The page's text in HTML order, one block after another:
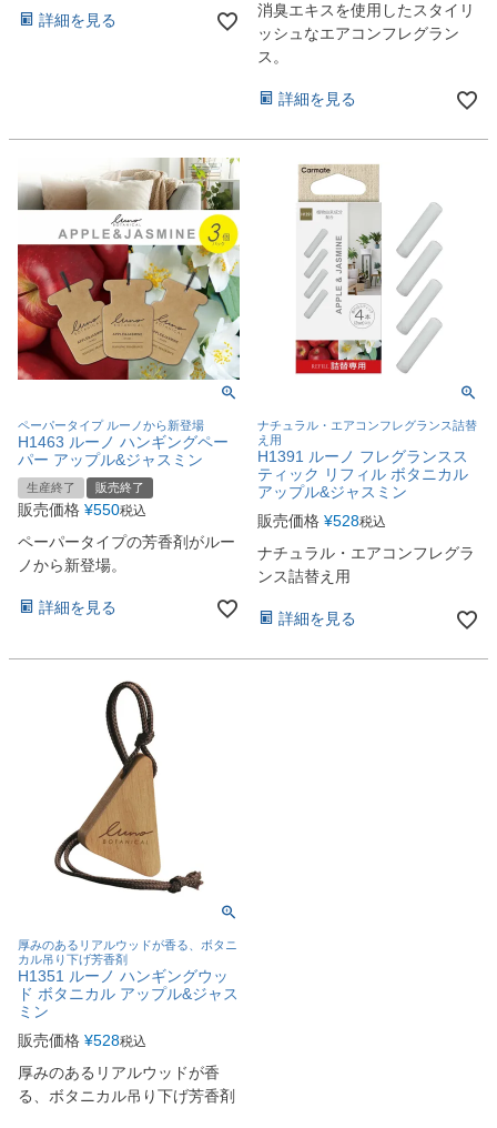
詳細を見る
消臭エキスを使用したスタイリ
ッシュなエアコンフレグラン
ス。
詳細を見る
ペーパータイプ ルーノから新登場
H1463 ルーノ ハンギングペー
パー アップル&ジャスミン
生産終了 販売終了
販売価格 ¥550税込
ペーパータイプの芳香剤がルー
ノから新登場。
詳細を見る
ナチュラル・エアコンフレグランス詰替
え用
H1391 ルーノ フレグランスス
ティック リフィル ボタニカル
アップル&ジャスミン
販売価格 ¥528税込
ナチュラル・エアコンフレグラ
ンス詰替え用
詳細を見る
厚みのあるリアルウッドが香る、ボタニ
カル吊り下げ芳香剤
H1351 ルーノ ハンギングウッ
ド ボタニカル アップル&ジャス
ミン
販売価格 ¥528税込
厚みのあるリアルウッドが香
る、ボタニカル吊り下げ芳香剤